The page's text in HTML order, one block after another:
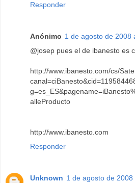
Responder
Anónimo 1 de agosto de 2008
@josep pues el de ibanesto es
http://www.ibanesto.com/cs/
alleProducto
http://www.ibanesto.com
Responder
Unknown 1 de agosto de 2008